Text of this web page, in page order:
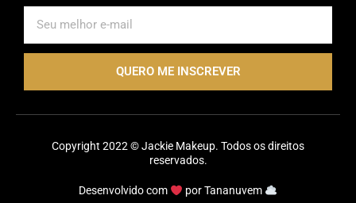
m
t
QUERO ME INSCREVER
Copyright 2022 © Jackie Makeup. Todos os direitos
reservados.
Desenvolvido com porTananuvem